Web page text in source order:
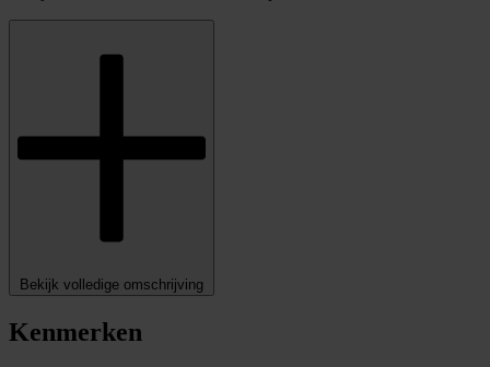
Bekijk volledige omschrijving
Kenmerken